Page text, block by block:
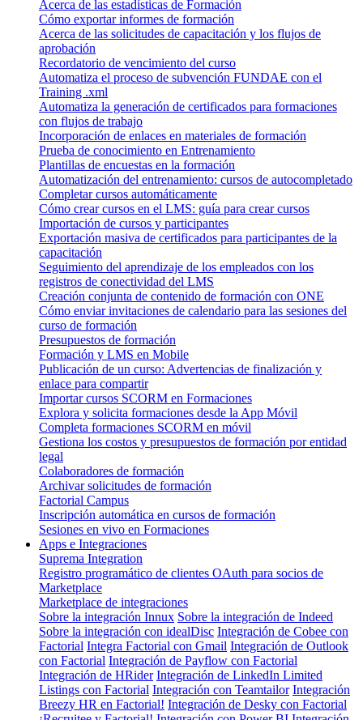
Acerca de las estadísticas de Formación
Cómo exportar informes de formación
Acerca de las solicitudes de capacitación y los flujos de
aprobación
Recordatorio de vencimiento del curso
Automatiza el proceso de subvención FUNDAE con el
Training .xml
Automatiza la generación de certificados para formaciones
con flujos de trabajo
Incorporación de enlaces en materiales de formación
Prueba de conocimiento en Entrenamiento
Plantillas de encuestas en la formación
Automatización del entrenamiento: cursos de autocompletado
Completar cursos automáticamente
Cómo crear cursos en el LMS: guía para crear cursos
Importación de cursos y participantes
Exportación masiva de certificados para participantes de la
capacitación
Seguimiento del aprendizaje de los empleados con los
registros de conectividad del LMS
Creación conjunta de contenido de formación con ONE
Cómo enviar invitaciones de calendario para las sesiones del
curso de formación
Presupuestos de formación
Formación y LMS en Mobile
Publicación de un curso: Advertencias de finalización y
enlace para compartir
Importar cursos SCORM en Formaciones
Explora y solicita formaciones desde la App Móvil
Completa formaciones SCORM en móvil
Gestiona los costos y presupuestos de formación por entidad
legal
Colaboradores de formación
Archivar solicitudes de formación
Factorial Campus
Inscripción automática en cursos de formación
Sesiones en vivo en Formaciones
Apps e Integraciones
Suprema Integration
Registro programático de clientes OAuth para socios de
Marketplace
Marketplace de integraciones
Sobre la integración Innux Sobre la integración de Indeed
Sobre la integración con idealDisc Integración de Cobee con
Factorial Integra Factorial con Gmail Integración de Outlook
con Factorial Integración de Payflow con Factorial
Integración de HRider Integración de LinkedIn Limited
Listings con Factorial Integración con Teamtailor Integración
Breezy HR en Factorial! Integración de Desky con Factorial